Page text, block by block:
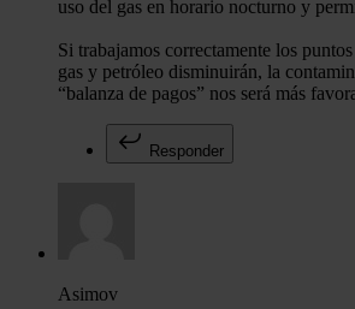
uso del gas en horario nocturno y
Si trabajamos correctamente los
gas y petróleo disminuirán, la
“balanza de pagos” nos será más
Responder
Asimov